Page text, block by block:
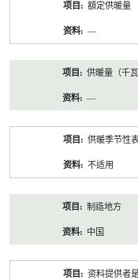
額定供暖量
—
供暖量（千瓦
—
供暖季节性
不适用
制造地方
中国
资料提供者